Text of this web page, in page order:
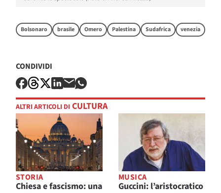
Bolsonaro brasile Omero Palestina Sudafrica venezia
CONDIVIDI
ALTRI ARTICOLI DI CULTURA
STORIA
Chiesa e fascismo: una
MUSICA
Guccini: l’aristocratico